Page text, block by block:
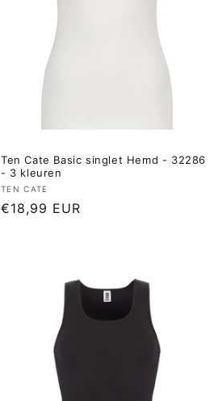
Ten Cate Basic singlet Hemd - 32286
- 3 kleuren
Verkoper:
TEN CATE
Normale
€18,99 EUR